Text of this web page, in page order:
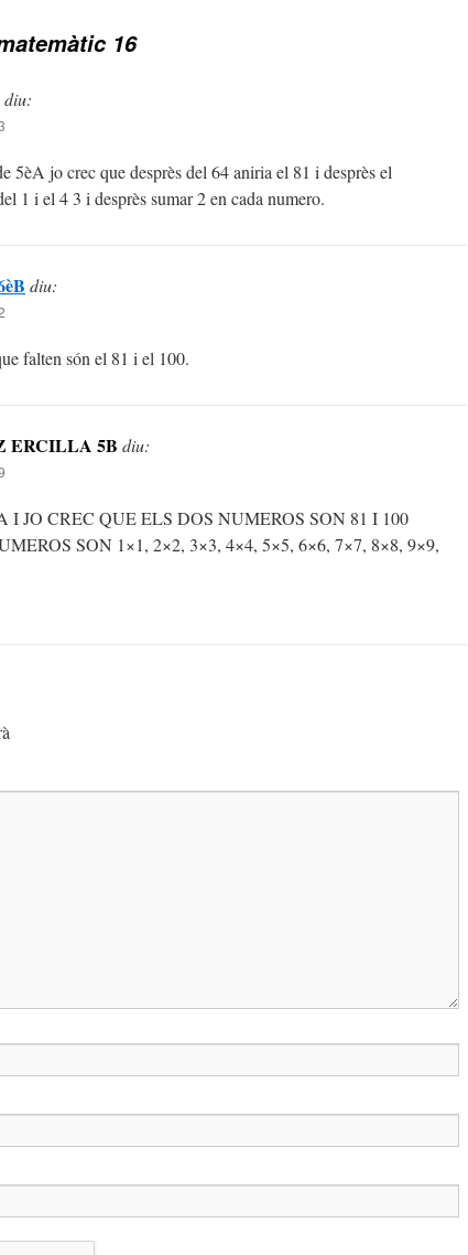
16
diu:
5èA jo crec que desprès del 64 aniria el 81 i desprès el
1 i el 4 3 i desprès sumar 2 en cada numero.
diu:
falten són el 81 i el 100.
ERCILLA 5B diu:
JO CREC QUE ELS DOS NUMEROS SON 81 I 100
SON 1×1, 2×2, 3×3, 4×4, 5×5, 6×6, 7×7, 8×8, 9×9,